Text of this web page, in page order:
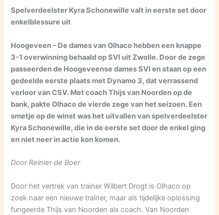
Spelverdeelster Kyra Schonewille valt in eerste set door
enkelblessure uit
Hoogeveen – De dames van Olhaco hebben een knappe
3-1 overwinning behaald op SVI uit Zwolle. Door de zege
passeerden de Hoogeveense dames SVI en staan op een
gedeelde eerste plaats met Dynamo 3, dat verrassend
verloor van CSV. Met coach Thijs van Noorden op de
bank, pakte Olhaco de vierde zege van het seizoen. Een
smetje op de winst was het uitvallen van spelverdeelster
Kyra Schonewille, die in de eerste set door de enkel ging
en niet neer in actie kon komen.
Door Reinier de Boer
Door het vertrek van trainer Wilbert Drogt is Olhaco op
zoek naar een nieuwe trainer, maar als tijdelijke oplossing
fungeerde Thijs van Noorden als coach. Van Noorden